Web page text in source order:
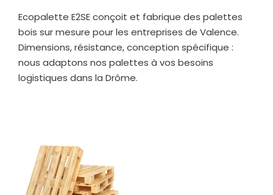
Ecopalette E2SE conçoit et fabrique des palettes
bois sur mesure pour les entreprises de Valence.
Dimensions, résistance, conception spécifique :
nous adaptons nos palettes à vos besoins
logistiques dans la Drôme.